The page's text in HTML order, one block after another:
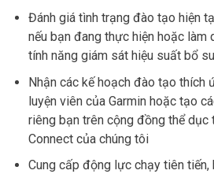
Đánh giá tình trạng đào tạo hiện
nếu bạn đang thực hiện hoặc làm
tính năng giám sát hiệu suất bổ
Nhận các kế hoạch đào tạo thích
luyện viên của Garmin hoặc tạo
riêng bạn trên cộng đồng thể dục
Connect của chúng tôi
Cung cấp động lực chạy tiên